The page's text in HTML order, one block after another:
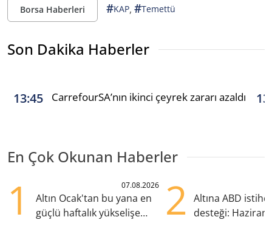
Borsa Haberleri #KAP, #Temettü
Son Dakika Haberler
13:45 CarrefourSA’nın ikinci çeyrek zararı azaldı
En Çok Okunan Haberler
1 07.08.2026
Altın Ocak'tan bu yana en
güçlü haftalık yükselişe
2
Altına ABD
desteği: